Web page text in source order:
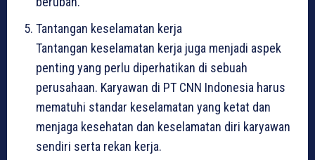
Tantangan keselamatan kerja
Tantangan keselamatan kerja juga menjadi aspek
penting yang perlu diperhatikan di sebuah
perusahaan. Karyawan di PT CNN Indonesia harus
mematuhi standar keselamatan yang ketat dan
menjaga kesehatan dan keselamatan diri karyawan
sendiri serta rekan kerja.